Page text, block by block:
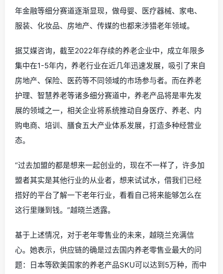
年金融等细分赛道逐渐显现，做母婴、医疗器械、家电、
服装、化妆品、房地产、传媒的也都来涉猎老年领域。
据艾媒咨询，截至2022年存续的养老企业中，成立年限多
集中在1-5年内，养老行业在近几年迅速发展，吸引了来自
房地产、保险、医药等不同领域的市场参与者。而在养老
护理、智慧养老等诸多细分赛道中，养老产品将是率先发
展的领域之一，相关企业将系统推动自身医疗、养老、内
购电商、培训、膳食五大产业体系发展，打造多种经营业
态。
“过去加盟的都是想来一起创业的，现在不一样了，许多加
盟者其实是其他行业的从业者，想来试试水，借我们已经
搭好的平台了解一下老年行业，看看自己将来能够怎么在
这行里赚到钱。”越晓兰透露。
基于上述情况，对于老年零售业的未来，越晓兰充满信
心。她表示，供应链的确是过去国内养老零售业最大的问
题：日本等欧美国家的养老产品SKU可以达到5万种，而中